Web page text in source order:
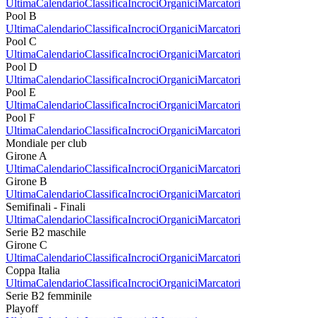
UltimaCalendarioClassificaIncrociOrganiciMarcatori
Pool B
UltimaCalendarioClassificaIncrociOrganiciMarcatori
Pool C
UltimaCalendarioClassificaIncrociOrganiciMarcatori
Pool D
UltimaCalendarioClassificaIncrociOrganiciMarcatori
Pool E
UltimaCalendarioClassificaIncrociOrganiciMarcatori
Pool F
UltimaCalendarioClassificaIncrociOrganiciMarcatori
Mondiale per club
Girone A
UltimaCalendarioClassificaIncrociOrganiciMarcatori
Girone B
UltimaCalendarioClassificaIncrociOrganiciMarcatori
Semifinali - Finali
UltimaCalendarioClassificaIncrociOrganiciMarcatori
Serie B2 maschile
Girone C
UltimaCalendarioClassificaIncrociOrganiciMarcatori
Coppa Italia
UltimaCalendarioClassificaIncrociOrganiciMarcatori
Serie B2 femminile
Playoff